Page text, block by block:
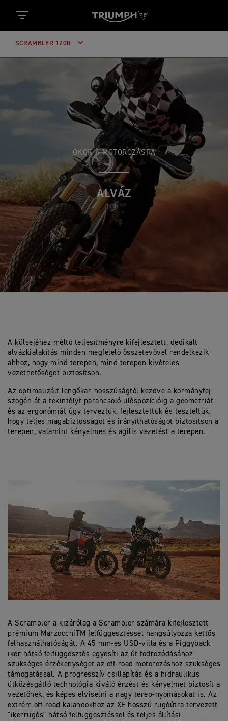
SCRAMBLER 1200
OKOK A MOTOROZÁSRA
ALVÁZ
A külsejéhez méltó teljesítményre kifejlesztett, dedikált
alvázkialakítás minden megfelelő összetevővel rendelkezik
ahhoz, hogy mind terepen, mind terepen kivételes
vezethetőséget biztosítson.
Az optimalizált lengőkar-hosszúságtól kezdve a kormányfej
szögén át a tekintélyt parancsoló üléspozícióig a geometriát
és az ergonómiát úgy terveztük, fejlesztettük és teszteltük,
hogy teljes magabiztosságot és irányíthatóságot biztosítson a
terepen, valamint kényelmes és agilis vezetést a terepen.
A Scrambler a kizárólag a Scrambler számára kifejlesztett
prémium MarzocchiTM felfüggesztéssel hangsúlyozza kettős
felhasználhatóságát. A 45 mm-es USD-villa és a Piggyback
iker hátsó felfüggesztés egyesíti az út fodrozódásához
szükséges érzékenységet az off-road motorozáshoz szükséges
támogatással. A progresszív csillapítás és a hidraulikus
ütközésgátló technológia kiváló érzést és kényelmet biztosít a
vezetőnek, és képes elviselni a nagy terep-nyomásokat is. Az
extrém off-road kalandokhoz az XE hosszú rugóútra tervezett
"ikerrugós" hátsó felfüggesztéssel és teljes állítási